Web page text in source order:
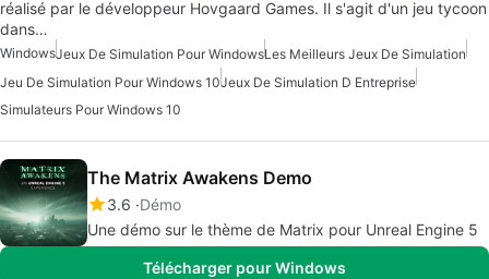
réalisé par le développeur Hovgaard Games. Il s'agit d'un jeu tycoon
dans…
WindowsJeux De Simulation Pour WindowsLes Meilleurs Jeux De Simulation
Jeu De Simulation Pour Windows 10Jeux De Simulation D Entreprise
Simulateurs Pour Windows 10
The Matrix Awakens Demo
3.6 Démo
Une démo sur le thème de Matrix pour Unreal Engine 5
Télécharger pour Windows